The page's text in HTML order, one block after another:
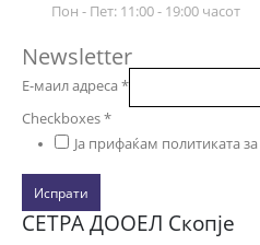
Пон - Пет: 11:00 - 19:00 часот
Newsletter
Е-маил адреса*
Checkboxes*
Ја прифаќам политиката за
Испрати
СЕТРА ДООЕЛ Скопје